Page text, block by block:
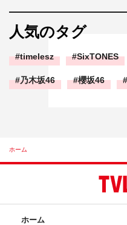
人気のタグ
timelesz SixTONES
乃木坂46 櫻坂46
ホーム
ホーム